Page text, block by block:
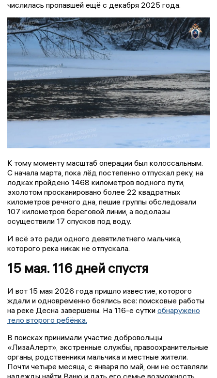
числилась пропавшей ещё с декабря 2025 года.
К тому моменту масштаб операции был колоссальным.
С начала марта, пока лёд постепенно отпускал реку, на
лодках пройдено 1468 километров водного пути,
эхолотом просканировано более 22 квадратных
километров речного дна, пешие группы обследовали
107 километров береговой линии, а водолазы
осуществили 17 спусков под воду.
И всё это ради одного девятилетнего мальчика,
которого река никак не отпускала.
15 мая. 116 дней спустя
И вот 15 мая 2026 года пришло известие, которого
ждали и одновременно боялись все: поисковые работы
на реке Десна завершены. На 116-е сутки обнаружено
тело второго ребёнка.
В поисках принимали участие добровольцы
«ЛизаАлерт», экстренные службы, правоохранительные
органы, родственники мальчика и местные жители.
Почти четыре месяца, с января по май, они не оставляли
надежды найти Ваню и дать его семье возможность